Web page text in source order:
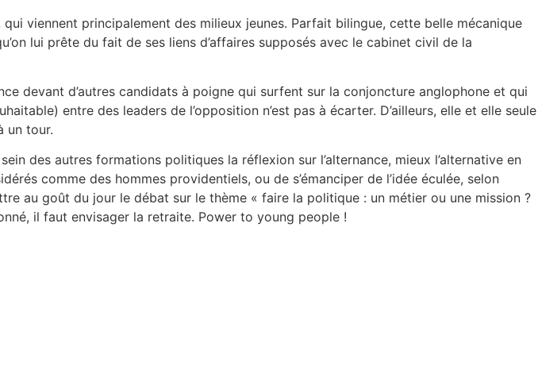
viennent principalement des milieux jeunes. Parfait bilingue, cette belle mécanique
lui prête du fait de ses liens d’affaires supposés avec le cabinet civil de la
devant d’autres candidats à poigne qui surfent sur la conjoncture anglophone et qui
entre des leaders de l’opposition n’est pas à écarter. D’ailleurs, elle et elle seule
un tour.
des autres formations politiques la réflexion sur l’alternance, mieux l’alternative en
comme des hommes providentiels, ou de s’émanciper de l’idée éculée, selon
au goût du jour le débat sur le thème « faire la politique : un métier ou une mission ?
il faut envisager la retraite. Power to young people !